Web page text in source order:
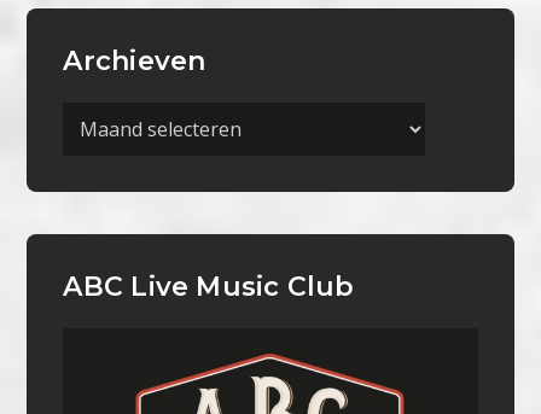
Archieven
Archieven
ABC Live Music Club